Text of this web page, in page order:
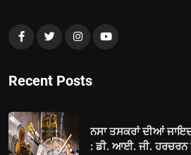
Recent Posts
ਨਸਾ ਤਸਕਰਾਂ ਦੀਆਂ
: ਡੀ. ਆਈ. ਜੀ. ਹਰਚਰਨ